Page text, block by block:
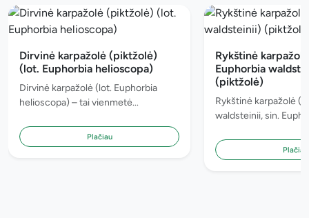
Dirvinė karpažolė (piktžolė)
(lot. Euphorbia helioscopa)
Dirvinė karpažolė (lot. Euphorbia
helioscopa) – tai vienmetė...
Plačiau
Rykštinė
Euphorbia
(piktžolė)
Rykštinė karpažolė
waldsteinii, sin.
Plačiau